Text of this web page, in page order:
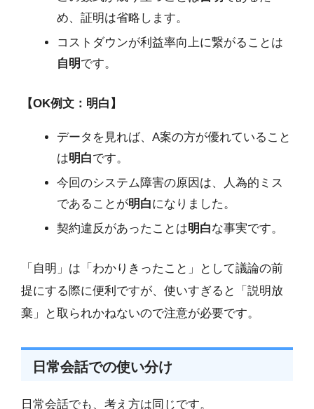
め、証明は省略します。
コストダウンが利益率向上に繋がることは
自明です。
【OK例文：明白】
データを見れば、A案の方が優れていること
は明白です。
今回のシステム障害の原因は、人為的ミス
であることが明白になりました。
契約違反があったことは明白な事実です。
「自明」は「わかりきったこと」として議論の前
提にする際に便利ですが、使いすぎると「説明放
棄」と取られかねないので注意が必要です。
日常会話での使い分け
日常会話でも、考え方は同じです。